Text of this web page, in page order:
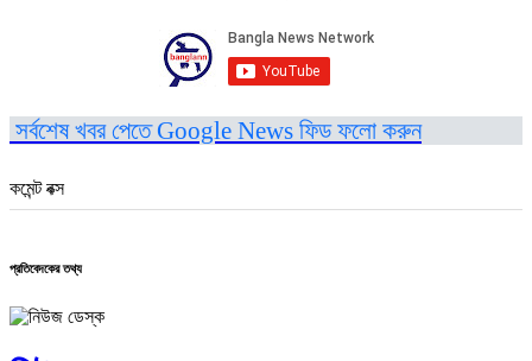
সর্বশেষ খবর পেতে Google News ফিড ফলো করুন
কমেন্ট বক্স
প্রতিবেদকের তথ্য